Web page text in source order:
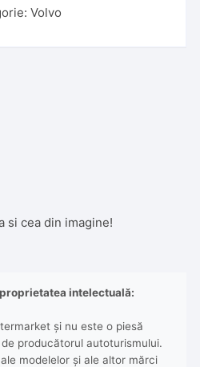
Volvo
si cea din imagine!
intelectuală:
și nu este o piesă
producătorul autoturismului.
modelelor și ale altor mărci